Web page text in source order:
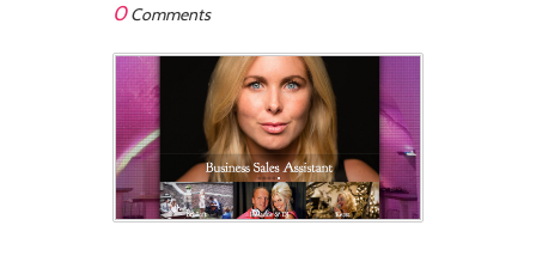
0Comments